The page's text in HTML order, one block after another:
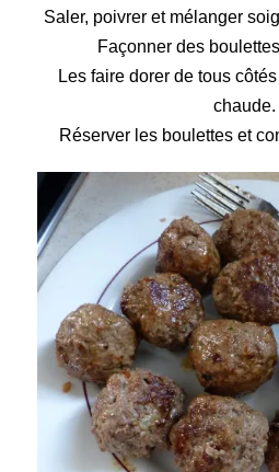
Saler, poivrer et mélanger
Façonner des
Les faire dorer de tous
chaude.
Réserver les boulettes et